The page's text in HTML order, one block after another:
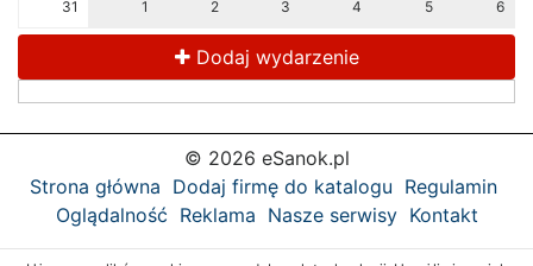
31 1 2 3 4 5 6
Dodaj wydarzenie
© 2026 eSanok.pl
Strona główna Dodaj firmę do katalogu Regulamin
Oglądalność Reklama Nasze serwisy Kontakt